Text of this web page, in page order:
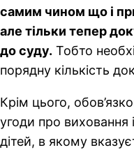
самим чином що і
але тільки тепер
до суду. Тобто
порядну кількість
Крім цього,
угоди про виховання
дітей, в якому